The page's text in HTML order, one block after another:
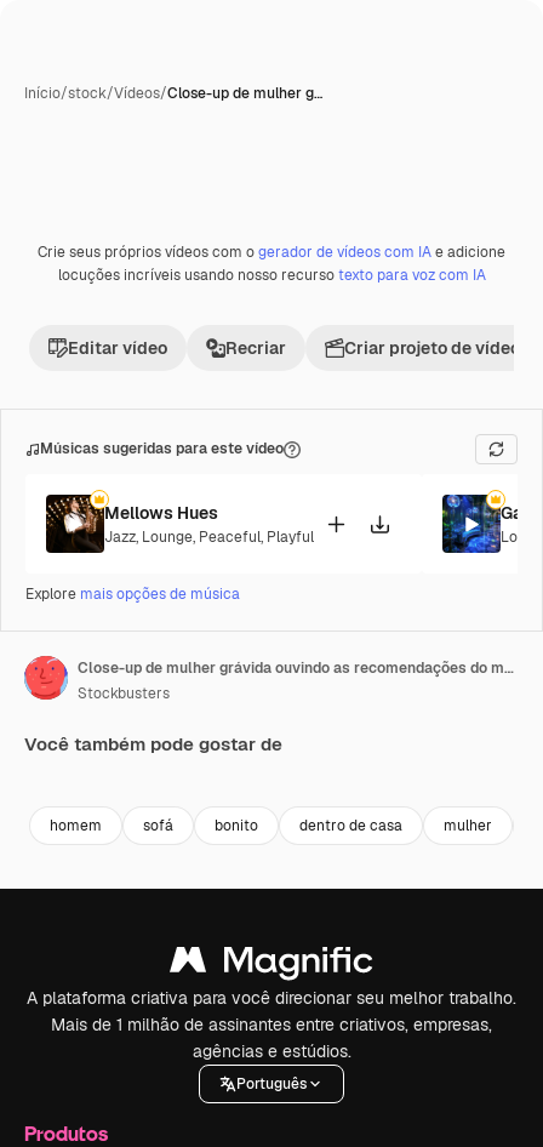
Início/stock/Vídeos/Close-up de mulher g…
Crie seus próprios vídeos com ogerador de vídeos com IAe adicione
locuções incríveis usando nosso recursotexto para voz com IA
Editar vídeo Recriar Criar projeto de vídeo
Músicas sugeridas para este vídeo
Mellows Hues
Jazz, Lounge, Peaceful, Playful
Explore mais opções de música
Close-up de mulher grávida ouvindo as recomendações do médico no consultório pré-natal.
Stockbusters
Você também pode gostar de
homem sofá bonito dentro de casa mulher
A plataforma criativa para você direcionar seu melhor trabalho.
Mais de 1 milhão de assinantes entre criativos, empresas,
agências e estúdios.
Português
Produtos